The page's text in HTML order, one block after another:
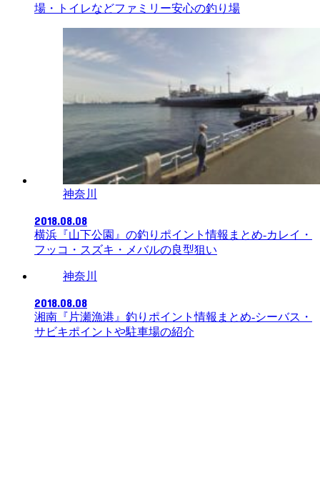
場・トイレなどファミリー安心の釣り場
神奈川
2018.08.08
横浜『山下公園』の釣りポイント情報まとめ-カレイ・
フッコ・スズキ・メバルの良型狙い
神奈川
2018.08.08
湘南『片瀬漁港』釣りポイント情報まとめ-シーバス・
サビキポイントや駐車場の紹介